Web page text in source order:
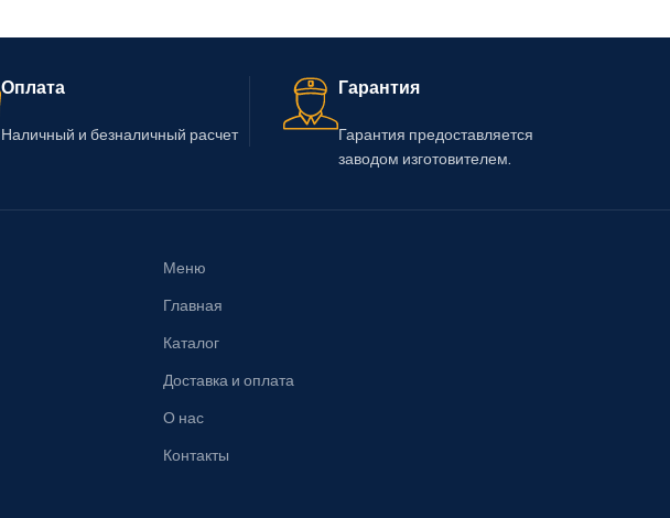
Оплата
Наличный и безналичный расчет
Гарантия
Гарантия предоставляется
заводом изготовителем.
Меню
Главная
Каталог
Доставка и оплата
О нас
Контакты